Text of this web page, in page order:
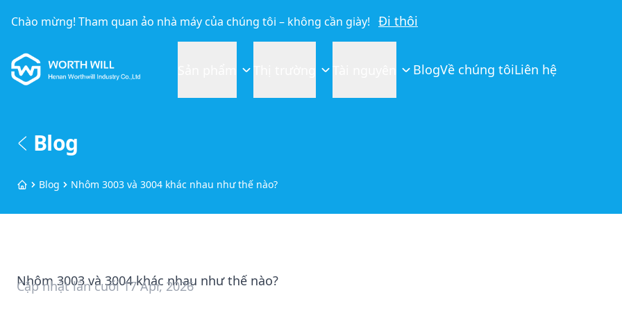
Chào mừng! Tham quan ảo nhà máy của chúng tôi – không cần giày! Đi thôi
Worthwill
BlogVề chúng tôiLiên hệ
Blog
Trang chủ
Blog Nhôm 3003 và 3004 khác nhau như thế nào?
Nhôm 3003 và 3004 khác nhau như thế nào?
Cập nhật lần cuối17 Apr, 2026